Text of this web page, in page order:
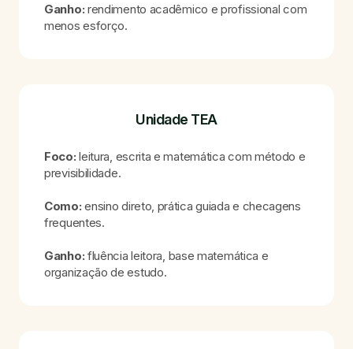
Ganho: rendimento acadêmico e profissional com
menos esforço.
Unidade TEA
Foco: leitura, escrita e matemática com método e
previsibilidade.
Como: ensino direto, prática guiada e checagens
frequentes.
Ganho: fluência leitora, base matemática e
organização de estudo.